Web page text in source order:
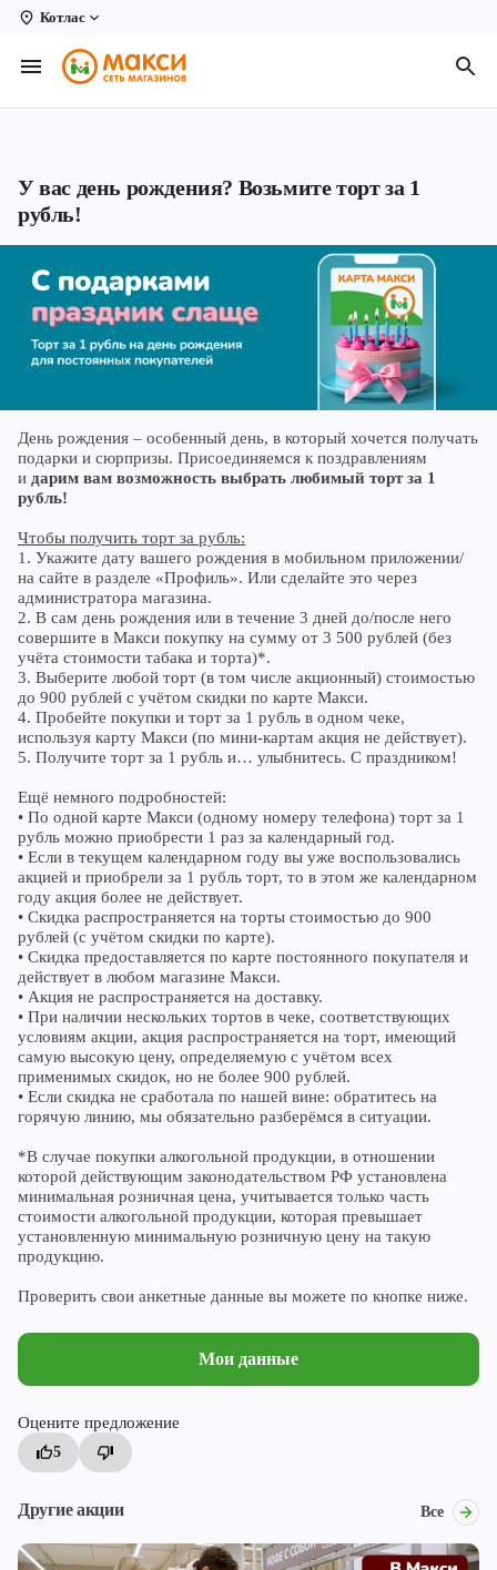
Котлас
Вологда
Архангельск
Киров
Коряжма
Котлас
Новодвинск
Северодвинск
Череповец
Ярославль
У вас день рождения? Возьмите торт за 1
рубль!
День рождения – особенный день, в который хочется получать
подарки и сюрпризы. Присоединяемся к поздравлениям
и дарим вам возможность выбрать любимый торт за 1
рубль!
Чтобы получить торт за рубль:
1. Укажите дату вашего рождения в мобильном приложении/
на сайте в разделе «Профиль». Или сделайте это через
администратора магазина.
2. В сам день рождения или в течение 3 дней до/после него
совершите в Макси покупку на сумму от 3 500 рублей (без
учёта стоимости табака и торта)*.
3. Выберите любой торт (в том числе акционный) стоимостью
до 900 рублей с учётом скидки по карте Макси.
4. Пробейте покупки и торт за 1 рубль в одном чеке,
используя карту Макси (по мини-картам акция не действует).
5. Получите торт за 1 рубль и… улыбнитесь. С праздником!
Ещё немного подробностей:
• По одной карте Макси (одному номеру телефона) торт за 1
рубль можно приобрести 1 раз за календарный год.
• Если в текущем календарном году вы уже воспользовались
акцией и приобрели за 1 рубль торт, то в этом же календарном
году акция более не действует.
• Скидка распространяется на торты стоимостью до 900
рублей (с учётом скидки по карте).
• Скидка предоставляется по карте постоянного покупателя и
действует в любом магазине Макси.
• Акция не распространяется на доставку.
• При наличии нескольких тортов в чеке, соответствующих
условиям акции, акция распространяется на торт, имеющий
самую высокую цену, определяемую с учётом всех
применимых скидок, но не более 900 рублей.
• Если скидка не сработала по нашей вине: обратитесь на
горячую линию, мы обязательно разберёмся в ситуации.
*В случае покупки алкогольной продукции, в отношении
которой действующим законодательством РФ установлена
минимальная розничная цена, учитывается только часть
стоимости алкогольной продукции, которая превышает
установленную минимальную розничную цену на такую
продукцию.
Проверить свои анкетные данные вы можете по кнопке ниже.
Мои данные
Оцените предложение
5
Другие акции Все